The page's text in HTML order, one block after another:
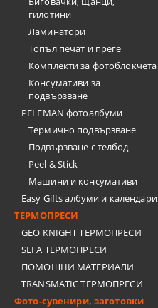
гилотини
Ламинатори
Топъл печат и преге
Комплекти за фотоблокчета
Консумативи за
подвързване
PELEMAN фотоалбуми
Термично подвързване
Подвързване с телбод
Peel & Stick
Машини и консумативи
Easy Gifts албуми и календари
ТЕРМОПРЕСИ
GEO KNIGHT ТЕРМОПРЕСИ
SEFA ТЕРМОПРЕСИ
ПОМОЩНИ МАТЕРИАЛИ
TRANSMATIC ТЕРМОПРЕСИ
Фото-сувенири, заготовки